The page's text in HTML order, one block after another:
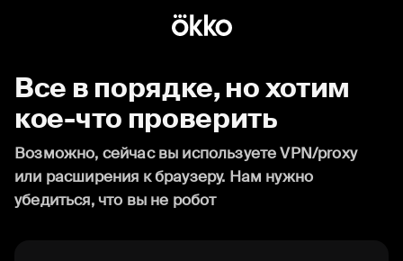
Все в порядке, но хотим
кое-что проверить
Возможно, сейчас вы используете VPN/proxy
или расширения к браузеру. Нам нужно
убедиться, что вы не робот